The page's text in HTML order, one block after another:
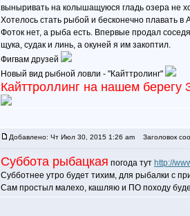
выныривать на колышащуюся гладь озера не
Хотелось стать рыбой и бесконечно плавать в
Фоток нет, а рыба есть. Впервые продал
щука, судак и линь, а окуней я им закоптил.
Фигвам друзей
Новый вид рыбной ловли - "Кайттролинг"
Кайттроллинг на нашем
Добавлено: Чт Июл 30, 2015 1:26 am Заголовок
Суббота рыбацкая погода тут http://
Субботнее утро будет тихим, для рыбалки с
Сам простыл малехо, кашляю и ПО походу